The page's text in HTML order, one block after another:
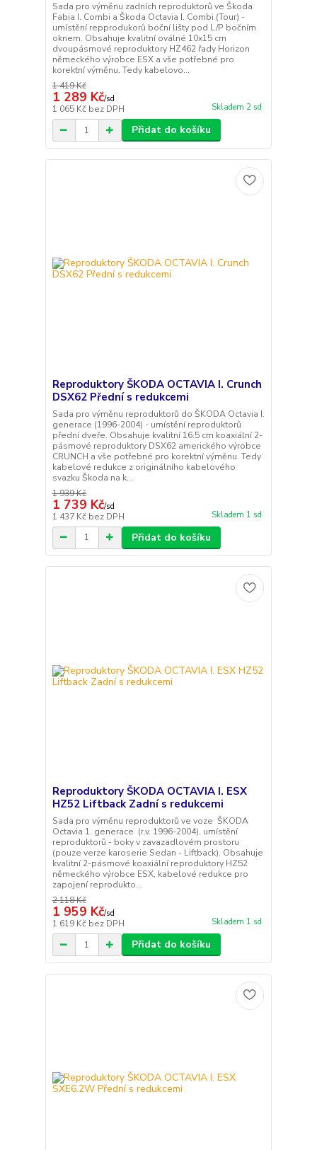
Sada pro výměnu zadních reproduktorů ve Škoda
Fabia I. Combi a Škoda Octavia I. Combi (Tour) -
umístění repprodukorů boční lišty pod L/P bočním
oknem. Obsahuje kvalitní oválné 10x15 cm
dvoupásmové reproduktory HZ462 řady Horizon
německého výrobce ESX a vše potřebné pro
korektní výměnu. Tedy kabelovo...
1 419 Kč
1 289 Kč/sd
1 065 Kč bez DPH Skladem 2 sd
Přidat do košíku
Reproduktory ŠKODA OCTAVIA I. Crunch
DSX62 Přední s redukcemi
Sada pro výměnu reproduktorů do ŠKODA Octavia I.
generace (1996-2004) - umístění reproduktorů
přední dveře. Obsahuje kvalitní 16.5 cm koaxiální 2-
pásmové reproduktory DSX62 amerického výrobce
CRUNCH a vše potřebné pro korektní výměnu. Tedy
kabelové redukce z originálního kabelového
svazku Škoda na k...
1 939 Kč
1 739 Kč/sd
1 437 Kč bez DPH Skladem 1 sd
Přidat do košíku
Reproduktory ŠKODA OCTAVIA I. ESX
HZ52 Liftback Zadní s redukcemi
Sada pro výměnu reproduktorů ve voze ŠKODA
Octavia 1. generace (r.v. 1996-2004), umístění
reproduktorů - boky v zavazadlovém prostoru
(pouze verze karoserie Sedan - Liftback). Obsahuje
kvalitní 2-pásmové koaxiální reproduktory HZ52
německého výrobce ESX, kabelové redukce pro
zapojení reprodukto...
2 118 Kč
1 959 Kč/sd
1 619 Kč bez DPH Skladem 1 sd
Přidat do košíku